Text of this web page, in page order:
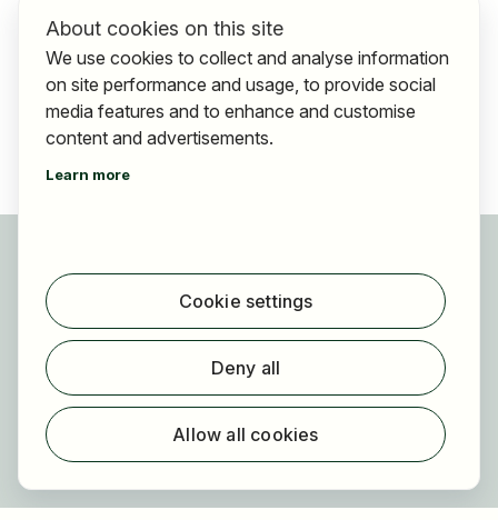
Find jobs
Find employer
Registration
For employers
About us
About cookies on this site
We use cookies to collect and analyse information
on site performance and usage, to provide social
media features and to enhance and customise
content and advertisements.
Learn more
Cookie settings
Deny all
Allow all cookies